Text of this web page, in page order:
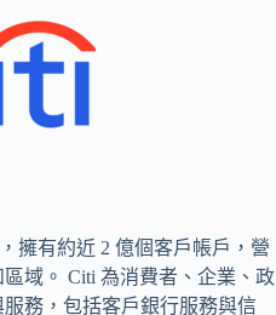
擁有約近 2 億個客戶帳戶，營
域。 Citi 為消費者、企業、政
務，包括客戶銀行服務與信